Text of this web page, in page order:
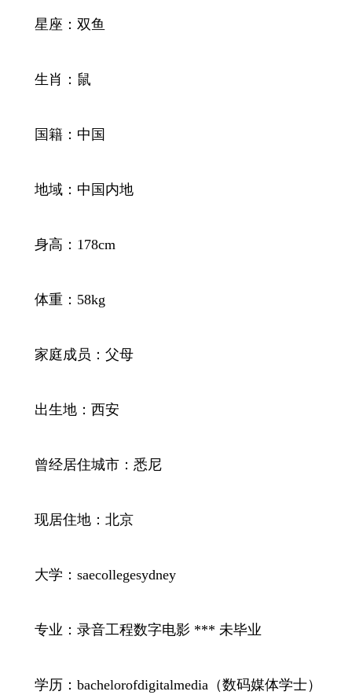
星座：双鱼
生肖：鼠
国籍：中国
地域：中国内地
身高：178cm
体重：58kg
家庭成员：父母
出生地：西安
曾经居住城市：悉尼
现居住地：北京
大学：saecollegesydney
专业：录音工程数字电影 *** 未毕业
学历：bachelorofdigitalmedia（数码媒体学士）